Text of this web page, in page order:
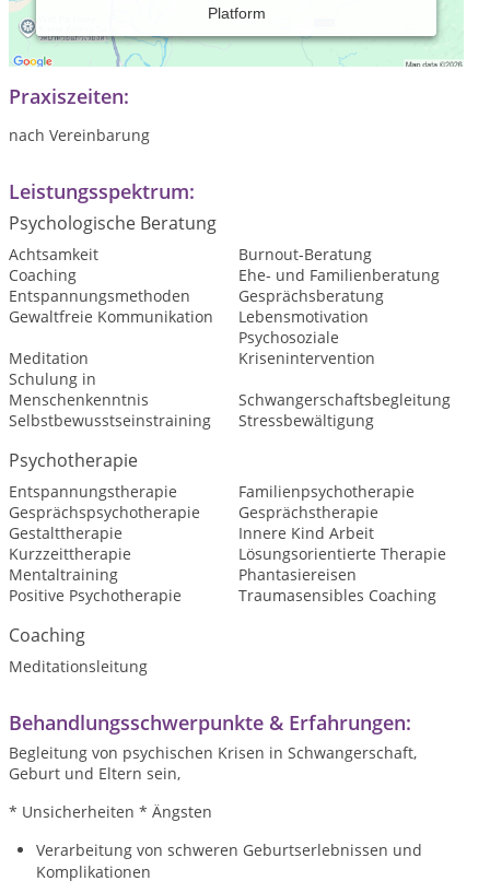
Platform
Praxis für Psychotherapie, Beratung und
Achtsamkeitscoaching in Köln.
Praxiszeiten:
nach Vereinbarung
Leistungsspektrum:
Psychologische Beratung
Achtsamkeit
Burnout-Beratung
Coaching
Ehe- und Familienberatung
Entspannungsmethoden
Gesprächsberatung
Gewaltfreie Kommunikation
Lebensmotivation
Meditation
Psychosoziale
Krisenintervention
Schulung in
Menschenkenntnis
Schwangerschaftsbegleitung
Selbstbewusstseinstraining
Stressbewältigung
Psychotherapie
Entspannungstherapie
Familienpsychotherapie
Gesprächspsychotherapie
Gesprächstherapie
Gestalttherapie
Innere Kind Arbeit
Kurzzeittherapie
Lösungsorientierte Therapie
Mentaltraining
Phantasiereisen
Positive Psychotherapie
Traumasensibles Coaching
Coaching
Meditationsleitung
Behandlungsschwerpunkte & Erfahrungen:
Begleitung von psychischen Krisen in Schwangerschaft,
Geburt und Eltern sein,
* Unsicherheiten * Ängsten
Verarbeitung von schweren Geburtserlebnissen und
Komplikationen